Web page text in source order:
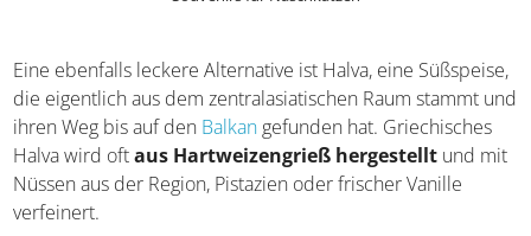
Souvenirs für Naschkatzen
Eine ebenfalls leckere Alternative ist Halva, eine
Süßspeise, die eigentlich aus dem zentralasiatischen
Raum stammt und ihren Weg bis auf denBalkan
gefunden hat. Griechisches Halva wird oft